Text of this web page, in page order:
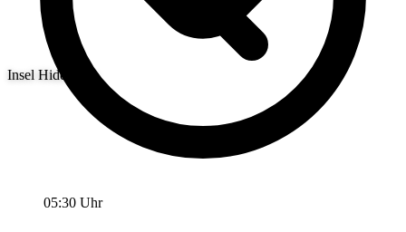
Insel Hiddensee
05:30 Uhr